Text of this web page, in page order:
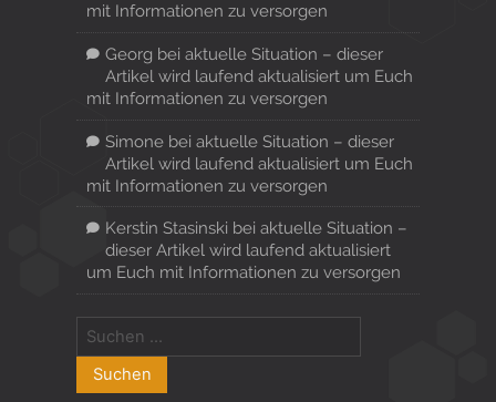
mit Informationen zu versorgen
Georg bei aktuelle Situation – dieser
Artikel wird laufend aktualisiert um Euch
mit Informationen zu versorgen
Simonebei aktuelle Situation – dieser
Artikel wird laufend aktualisiert um Euch
mit Informationen zu versorgen
Kerstin Stasinski bei aktuelle Situation –
dieser Artikel wird laufend aktualisiert
um Euch mit Informationen zu versorgen